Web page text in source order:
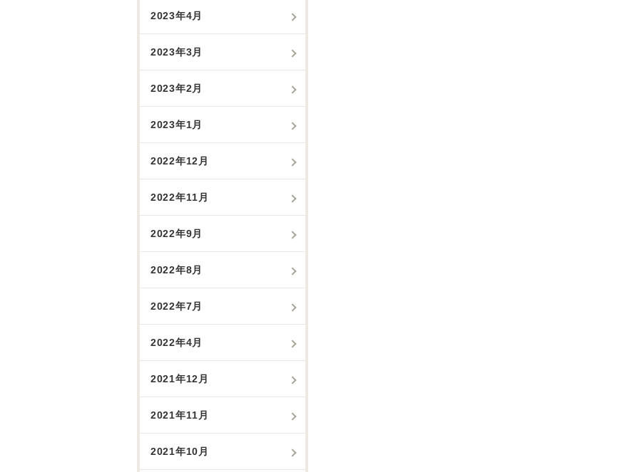
2023年4月
2023年3月
2023年2月
2023年1月
2022年12月
2022年11月
2022年9月
2022年8月
2022年7月
2022年4月
2021年12月
2021年11月
2021年10月